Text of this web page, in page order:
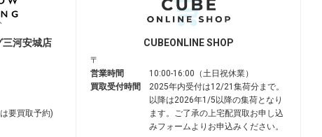
三河安城店
要買取予約)
CUBEONLINE SHOP
〒
営業時間
10:00-16:00（土日祝休業）
買取受付時間
2025年内受付は12/21集荷分まで。
以降は2026年1/5以降の集荷となり
ます。ご了承の上宅配買取お申し込
みフォームよりお申込みください。